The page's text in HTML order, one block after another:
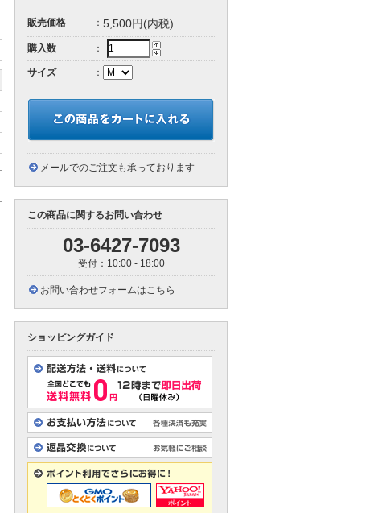
販売価格 ： 5,500円(内税)
購入数 ：
サイズ ：
メールでのご注文も承っております
この商品に関するお問い合わせ
03-6427-7093
受付：10:00 - 18:00
お問い合わせフォームはこちら
ショッピングガイド